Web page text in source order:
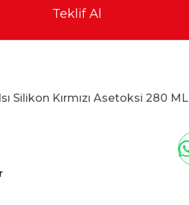
Teklif Al
Silikon Kırmızı Asetoksi 280 ML